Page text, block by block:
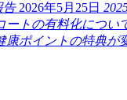
2026年5月25日